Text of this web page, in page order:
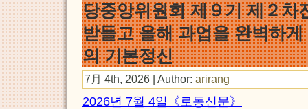
당중앙위원회 제９기 제２차
받들고 올해 과업을 완벽하
의 기본정신
7月 4th, 2026 | Author: arirang
2026년 7월 4일《로동신문》